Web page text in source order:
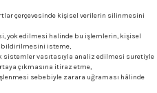
çerçevesinde kişisel verilerin silinmesini
yok edilmesi halinde bu işlemlerin, kişisel
bildirilmesini isteme,
sistemler vasıtasıyla analiz edilmesi suretiyle
çıkmasına itiraz etme,
sebebiyle zarara uğraması hâlinde